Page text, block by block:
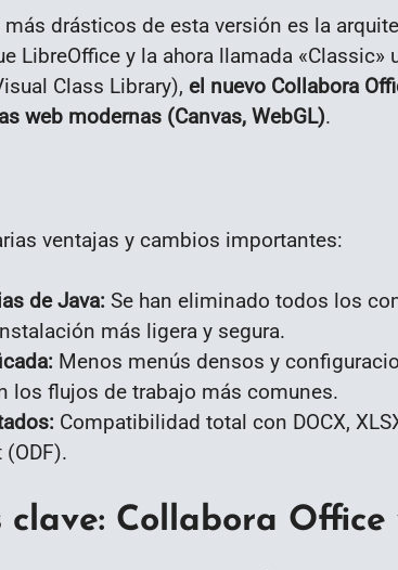
drásticos de esta versión es la
LibreOffice y la ahora llamada «Classic»
Class Library), el nuevo Collabora
web modernas (Canvas, WebGL).
ventajas y cambios importantes:
de Java: Se han eliminado todos los
más ligera y segura.
Menos menús densos y
los flujos de trabajo más comunes.
Compatibilidad total con DOCX,
Collabora Office